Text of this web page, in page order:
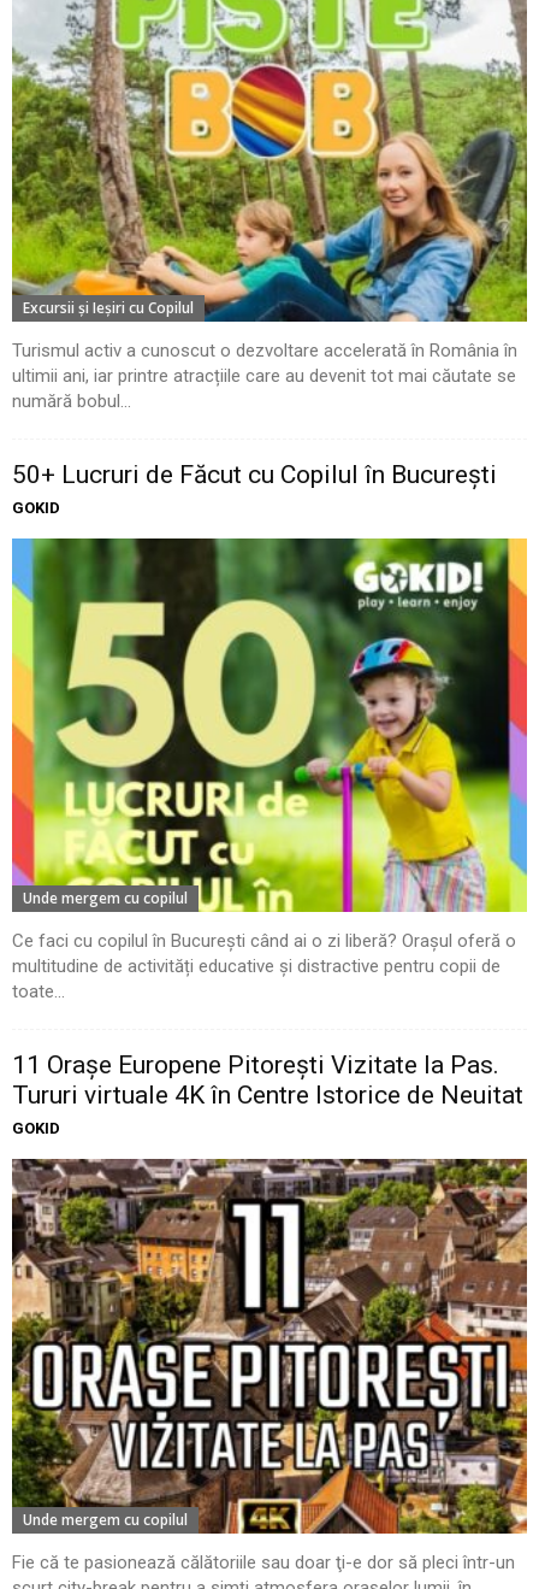
Excursii şi Ieşiri cu Copilul
Turismul activ a cunoscut o dezvoltare accelerată în România în
ultimii ani, iar printre atracțiile care au devenit tot mai căutate se
numără bobul...
50+ Lucruri de Făcut cu Copilul în București
GOKID
Unde mergem cu copilul
Ce faci cu copilul în București când ai o zi liberă? Orașul oferă o
multitudine de activități educative și distractive pentru copii de
toate...
11 Oraşe Europene Pitoreşti Vizitate la Pas.
Tururi virtuale 4K în Centre Istorice de Neuitat
GOKID
Unde mergem cu copilul
Fie că te pasionează călătoriile sau doar ţi-e dor să pleci într-un